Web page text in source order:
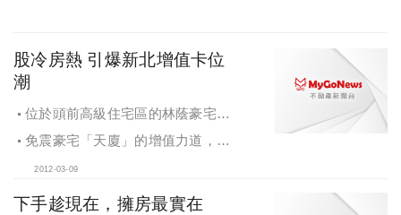
股冷房熱 引爆新北增值卡位
潮
位於頭前高級住宅區的林蔭豪宅
「一品莊」享受緊鄰商業區與捷運之
免震豪宅「天廈」的增值力道，除
國際知名團隊P&T，為頂級生活加值
2012-03-09
下手趁現在，擁房最實在